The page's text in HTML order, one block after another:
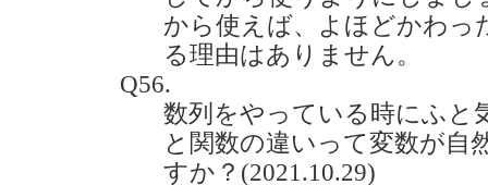
から使えば、よほどかわっ
る理由はありません。
Q56.
数列をやっている時にふと
と関数の違いって変数が自
すか？(2021.10.29)